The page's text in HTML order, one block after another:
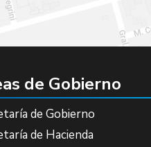
de Gobierno
de Gobierno
de Hacienda